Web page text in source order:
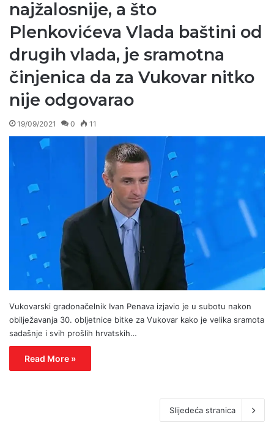
najžalosnije, a što
Plenkovićeva Vlada baštini od
drugih vlada, je sramotna
činjenica da za Vukovar nitko
nije odgovarao
19/09/2021 0 11
Vukovarski gradonačelnik Ivan Penava izjavio je u subotu nakon
obilježavanja 30. obljetnice bitke za Vukovar kako je velika sramota
sadašnje i svih prošlih hrvatskih…
Read More »
Slijedeća stranica